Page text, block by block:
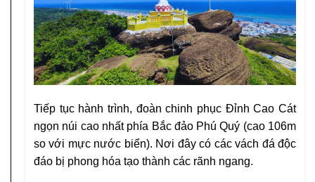
Tiếp tục hành trình, đoàn chinh phục Đỉnh Cao Cát
ngọn núi cao nhất phía Bắc đảo Phú Quý (cao 106m
so với mực nước biển). Nơi đây có các vách đá độc
đáo bị phong hóa tạo thành các rãnh ngang.